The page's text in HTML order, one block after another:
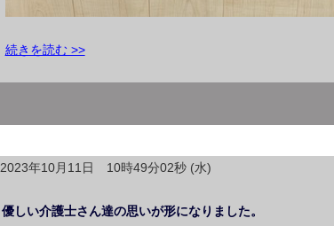
続きを読む >>
2023年10月11日 10時49分02秒 (水)
優しい介護士さん達の思いが形になりました。